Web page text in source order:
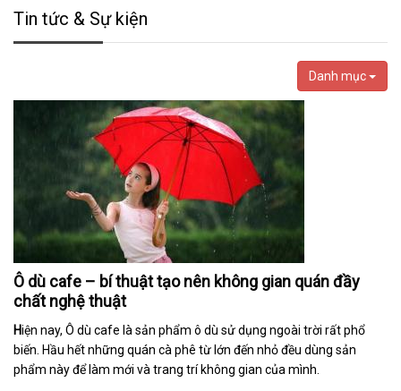
Tin tức & Sự kiện
Danh mục
Ô dù cafe – bí thuật tạo nên không gian quán đầy
chất nghệ thuật
Hiện nay, Ô dù cafe là sản phẩm ô dù sử dụng ngoài trời rất phổ
biến. Hầu hết những quán cà phê từ lớn đến nhỏ đều dùng sản
phẩm này để làm mới và trang trí không gian của mình.